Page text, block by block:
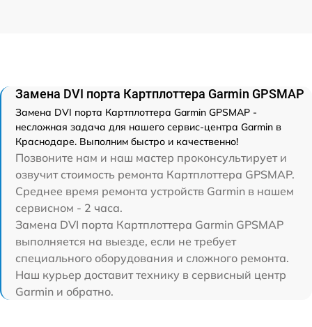
Замена DVI порта Картплоттера Garmin GPSMAP
Замена DVI порта Картплоттера Garmin GPSMAP -
несложная задача для нашего сервис-центра Garmin в
Краснодаре. Выполним быстро и качественно!
Позвоните нам и наш мастер проконсультирует и
озвучит стоимость ремонта Картплоттера GPSMAP.
Среднее время ремонта устройств Garmin в нашем
сервисном - 2 часа.
Замена DVI порта Картплоттера Garmin GPSMAP
выполняется на выезде, если не требует
специального оборудования и сложного ремонта.
Наш курьер доставит технику в сервисный центр
Garmin и обратно.